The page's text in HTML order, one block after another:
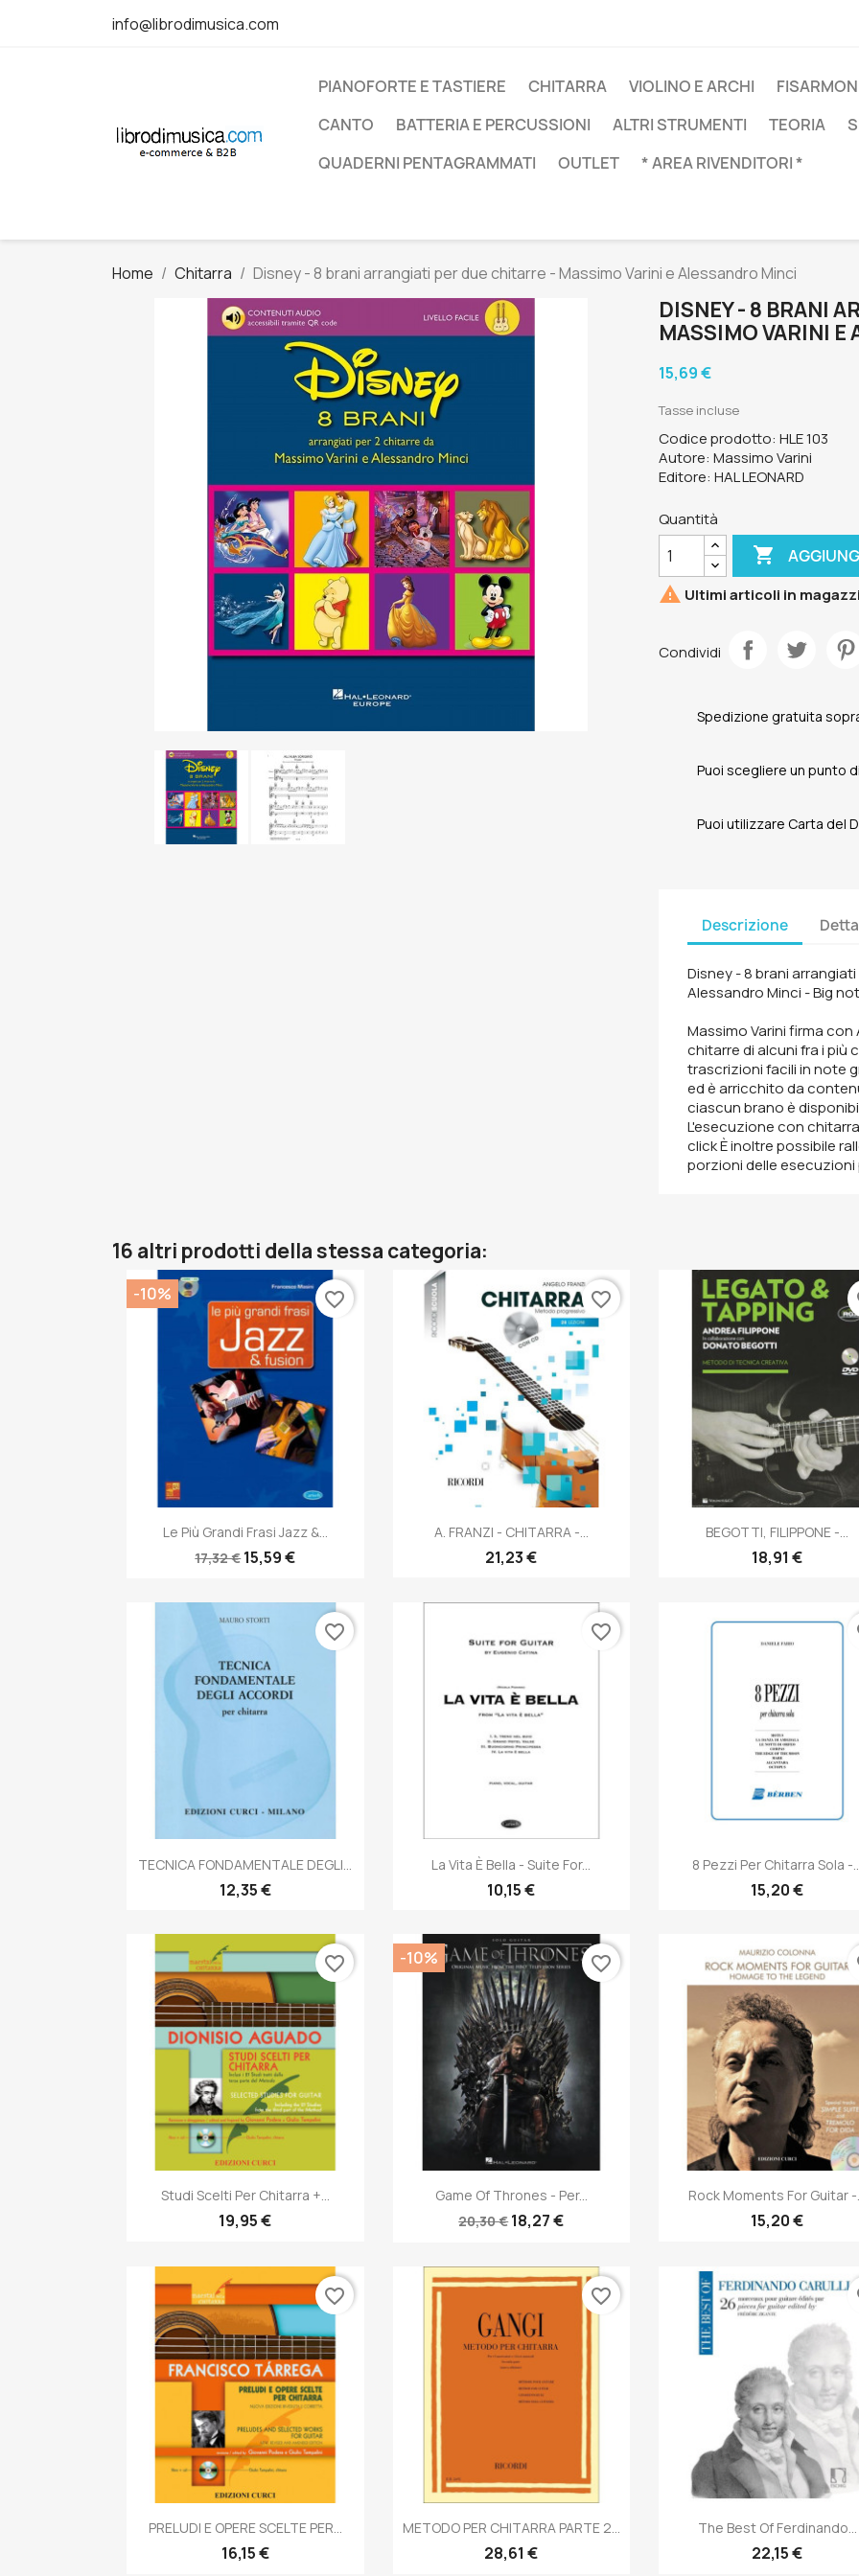
info@librodimusica.com
PIANOFORTE E TASTIERE CHITARRA VIOLINO E ARCHI
CANTO
BATTERIA E PERCUSSIONI ALTRI STRUMENTI TEORIA
QUADERNI PENTAGRAMMATI
OUTLET * AREA RIVENDITORI *
Home Chitarra Disney - 8 brani arrangiati per due chitarre - Massimo Varini e Alessandro Minci
DISNEY - 8 BRANI
MASSIMO VARINI E
15,69 €
Tasse incluse
Codice prodotto: HLE 103
Autore: Massimo Varini
Editore: HAL LEONARD
Quantità

 Ultimi articoli in
Condividi
Spedizione gratuita
Puoi scegliere un punto
Puoi utilizzare Carta del
Descrizione
Disney - 8 brani
Alessandro Minci - Big
Massimo Varini firma
chitarre di alcuni fra i più
trascrizioni facili in note
ed è arricchito da
ciascun brano è
L'esecuzione con
click È inoltre possibile
porzioni delle
16 altri prodotti della stessa categoria:
Anteprima
Le Più Grandi Frasi Jazz &...
17,32 €15,59 €
-10% favorite_border
Anteprima
A. FRANZI - CHITARRA -...
21,23 €
favorite_border
Anteprima
BEGOTTI, FILIPPONE -...
18,91 €
Anteprima
TECNICA FONDAMENTALE DEGLI...
12,35 €
favorite_border
Anteprima
La Vita È Bella - Suite For...
10,15 €
favorite_border
Anteprima
8 Pezzi Per Chitarra Sola -...
15,20 €
Anteprima
Studi Scelti Per Chitarra +...
19,95 €
favorite_border
Anteprima
Game Of Thrones - Per...
20,30 €18,27 €
-10% favorite_border
Anteprima
Rock Moments For Guitar -
15,20 €
Anteprima
PRELUDI E OPERE SCELTE PER...
16,15 €
favorite_border
Anteprima
METODO PER CHITARRA PARTE 2...
28,61 €
favorite_border
Anteprima
The Best Of Ferdinando...
22,15 €